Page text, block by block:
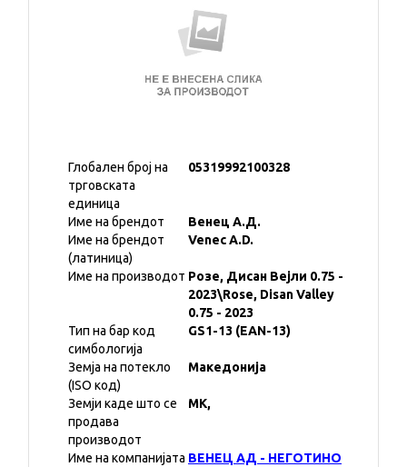
Глобален број на
трговската
единица
05319992100328
Име на брендот
Венец А.Д.
Име на брендот
(латиница)
Venec A.D.
Име на производот Розе, Дисан Вејли 0.75 -
2023\Rose, Disan Valley
0.75 - 2023
Тип на бар код
симбологија
GS1-13 (EAN-13)
Земја на потекло
(ISO код)
Македонија
Земји каде што се
продава
производот
MK,
Име на компанијата ВЕНЕЦ АД - НЕГОТИНО